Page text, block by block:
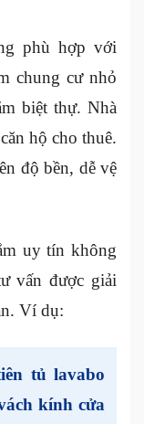
phù hợp với
chung cư nhỏ
biệt thự. Nhà
hộ cho thuê.
độ bền, dễ vệ
uy tín không
vấn được giải
Ví dụ:
tủ lavabo
kính cửa